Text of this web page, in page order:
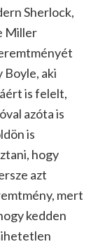
Sherlock,
Miller
Boyle, aki
is felelt,
azóta is
is
hogy
azt
mert
kedden